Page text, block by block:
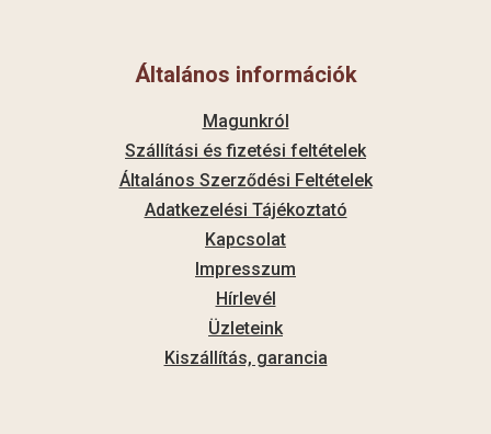
Általános információk
Magunkról
Szállítási és fizetési feltételek
Általános Szerződési Feltételek
Adatkezelési Tájékoztató
Kapcsolat
Impresszum
Hírlevél
Üzleteink
Kiszállítás, garancia